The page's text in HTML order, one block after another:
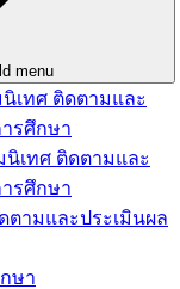
menu
เทศ ติดตามและ
รศึกษา
เทศ ติดตามและ
รศึกษา
ตามและประเมินผล
ษา